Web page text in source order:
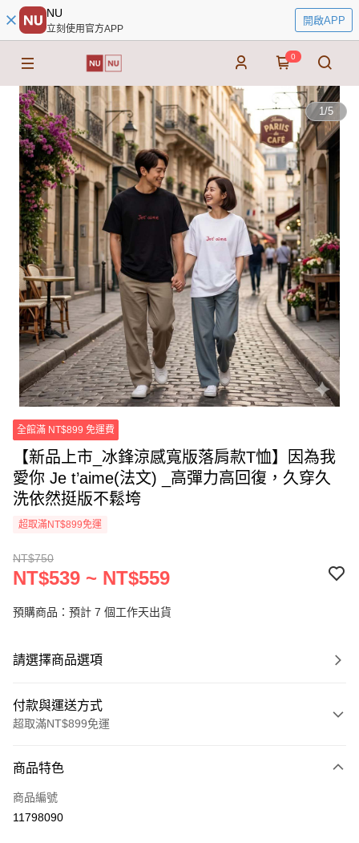
NU
立刻使用官方APP
開啟APP
0
1/5
全館滿 NT$899 免運費
【新品上市_冰鋒涼感寬版落肩款T恤】因為我
愛你 Je t’aime(法文) _高彈力高回復，久穿久
洗依然挺版不鬆垮
超取滿NT$899免運
NT$750
NT$539 ~ NT$559
預購商品：預計 7 個工作天出貨
請選擇商品選項
付款與運送方式
超取滿NT$899免運
信用卡一次付款
信用卡分期付款
商品特色
商品編號
11798090